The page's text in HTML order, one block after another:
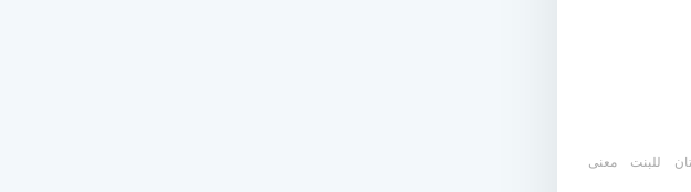
للبنت معنى